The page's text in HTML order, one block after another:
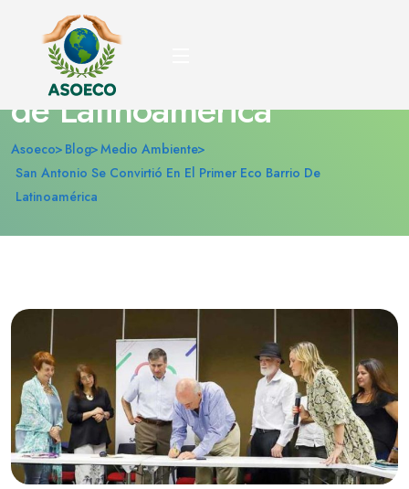
San Antonio se convirtió
en el primer Eco barrio
de Latinoamérica
Asoeco Blog Medio Ambiente
San Antonio Se Convirtió En El Primer Eco Barrio De
Latinoamérica